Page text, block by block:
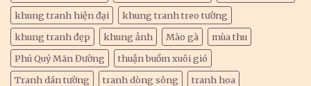
khung tranh hiện đại
khung tranh treo tường
khung tranh đẹp
khung ảnh Mào gà
mùa thu
Phú Quý Mãn Đường
thuận buồm xuôi gió
Tranh dán tường
tranh dòng sông
tranh hoa